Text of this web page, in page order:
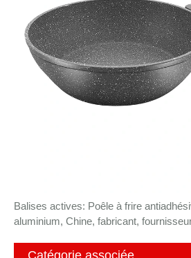
Balises actives: Poêle à frire
aluminium, Chine, fabricant,
Catégorie associée